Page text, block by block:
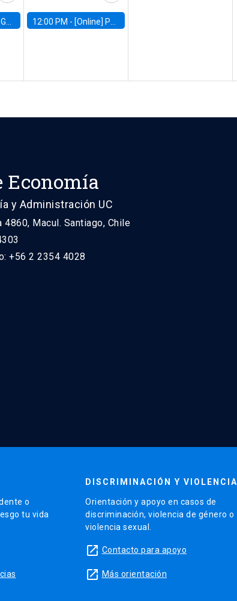
12:00 PM - [Online] Pablo Slutzky, University of Maryland
y Administración UC
4860, Macul. Santiago, Chile
+56 2 2354 4028
o
tu vida
DISCRIMINACIÓN Y VIOLENCIA
Orientación y apoyo en casos de
discriminación, violencia de género o
violencia sexual.
launch Contacto para apoyo
launch Más orientación